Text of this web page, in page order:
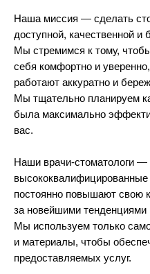
Наша миссия — сделать
доступной, качественной и
Мы стремимся к тому,
себя комфортно и
работают аккуратно и
Мы тщательно планируем
была максимально
вас.
Наши врачи-стоматологи —
постоянно повышают свою
за новейшими тенденциями
Мы используем только
и материалы, чтобы
предоставляемых услуг.